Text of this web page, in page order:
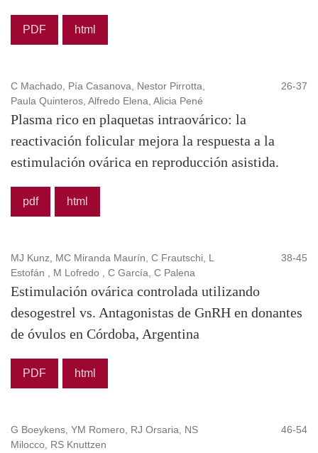
PDF html
C Machado, Pía Casanova, Nestor Pirrotta,
Paula Quinteros, Alfredo Elena, Alicia Pené
26-37
Plasma rico en plaquetas intraovárico: la
reactivación folicular mejora la respuesta a la
estimulación ovárica en reproducción asistida.
pdf html
MJ Kunz, MC Miranda Maurín, C Frautschi, L
Estofán , M Lofredo , C García, C Palena
38-45
Estimulación ovárica controlada utilizando
desogestrel vs. Antagonistas de GnRH en donantes
de óvulos en Córdoba, Argentina
PDF html
G Boeykens, YM Romero, RJ Orsaria, NS
Milocco, RS Knuttzen
46-54